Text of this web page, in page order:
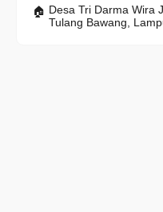
Desa Tri Darma Wira
Tulang Bawang,